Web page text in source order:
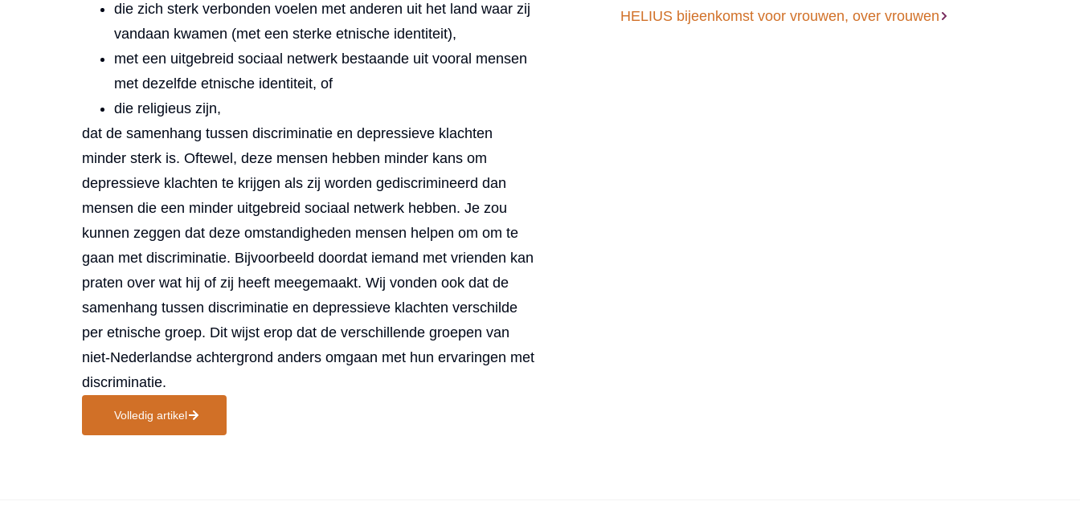
die zich sterk verbonden voelen met anderen uit het land waar zij
vandaan kwamen (met een sterke etnische identiteit),
met een uitgebreid sociaal netwerk bestaande uit vooral mensen
met dezelfde etnische identiteit, of
die religieus zijn,
dat de samenhang tussen discriminatie en depressieve klachten
minder sterk is. Oftewel, deze mensen hebben minder kans om
depressieve klachten te krijgen als zij worden gediscrimineerd dan
mensen die een minder uitgebreid sociaal netwerk hebben. Je zou
kunnen zeggen dat deze omstandigheden mensen helpen om om te
gaan met discriminatie. Bijvoorbeeld doordat iemand met vrienden kan
praten over wat hij of zij heeft meegemaakt. Wij vonden ook dat de
samenhang tussen discriminatie en depressieve klachten verschilde
per etnische groep. Dit wijst erop dat de verschillende groepen van
niet-Nederlandse achtergrond anders omgaan met hun ervaringen met
discriminatie.
Volledig artikel
HELIUS bijeenkomst voor vrouwen, over vrouwen